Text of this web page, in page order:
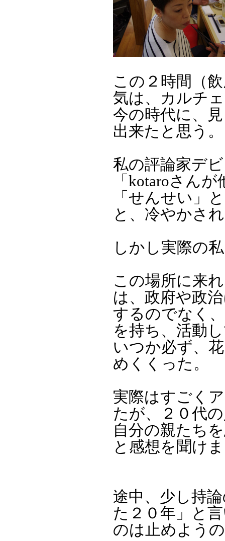
この２時間（
気は、カルチ
今の時代に、
出来たと思う。
私の評論家デ
「kotaroさん
「せんせい」
と、冷やかさ
しかし実際の
この場所に来
は、政府や政
するのでなく
を持ち、活動
いつか必ず、
めくくった。
実際はすごく
たが、２０代
自分の親たち
と感想を聞け
途中、少し持
た２０年」と
のは止めよう